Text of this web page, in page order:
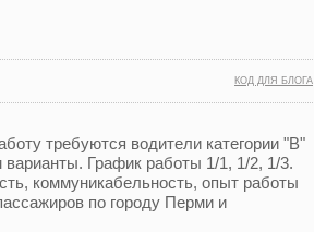
КОД ДЛЯ БЛОГА
требуются водители категории "В"
График работы 1/1, 1/2, 1/3.
коммуникабельность, опыт работы
по городу Перми и